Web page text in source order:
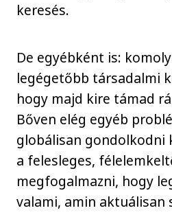
keresés.
De egyébként is:
legégetőbb társadalmi
hogy majd kire támad
Bőven elég egyéb
globálisan gondolkodni
a felesleges,
megfogalmazni, hogy
valami, amin aktuálisan